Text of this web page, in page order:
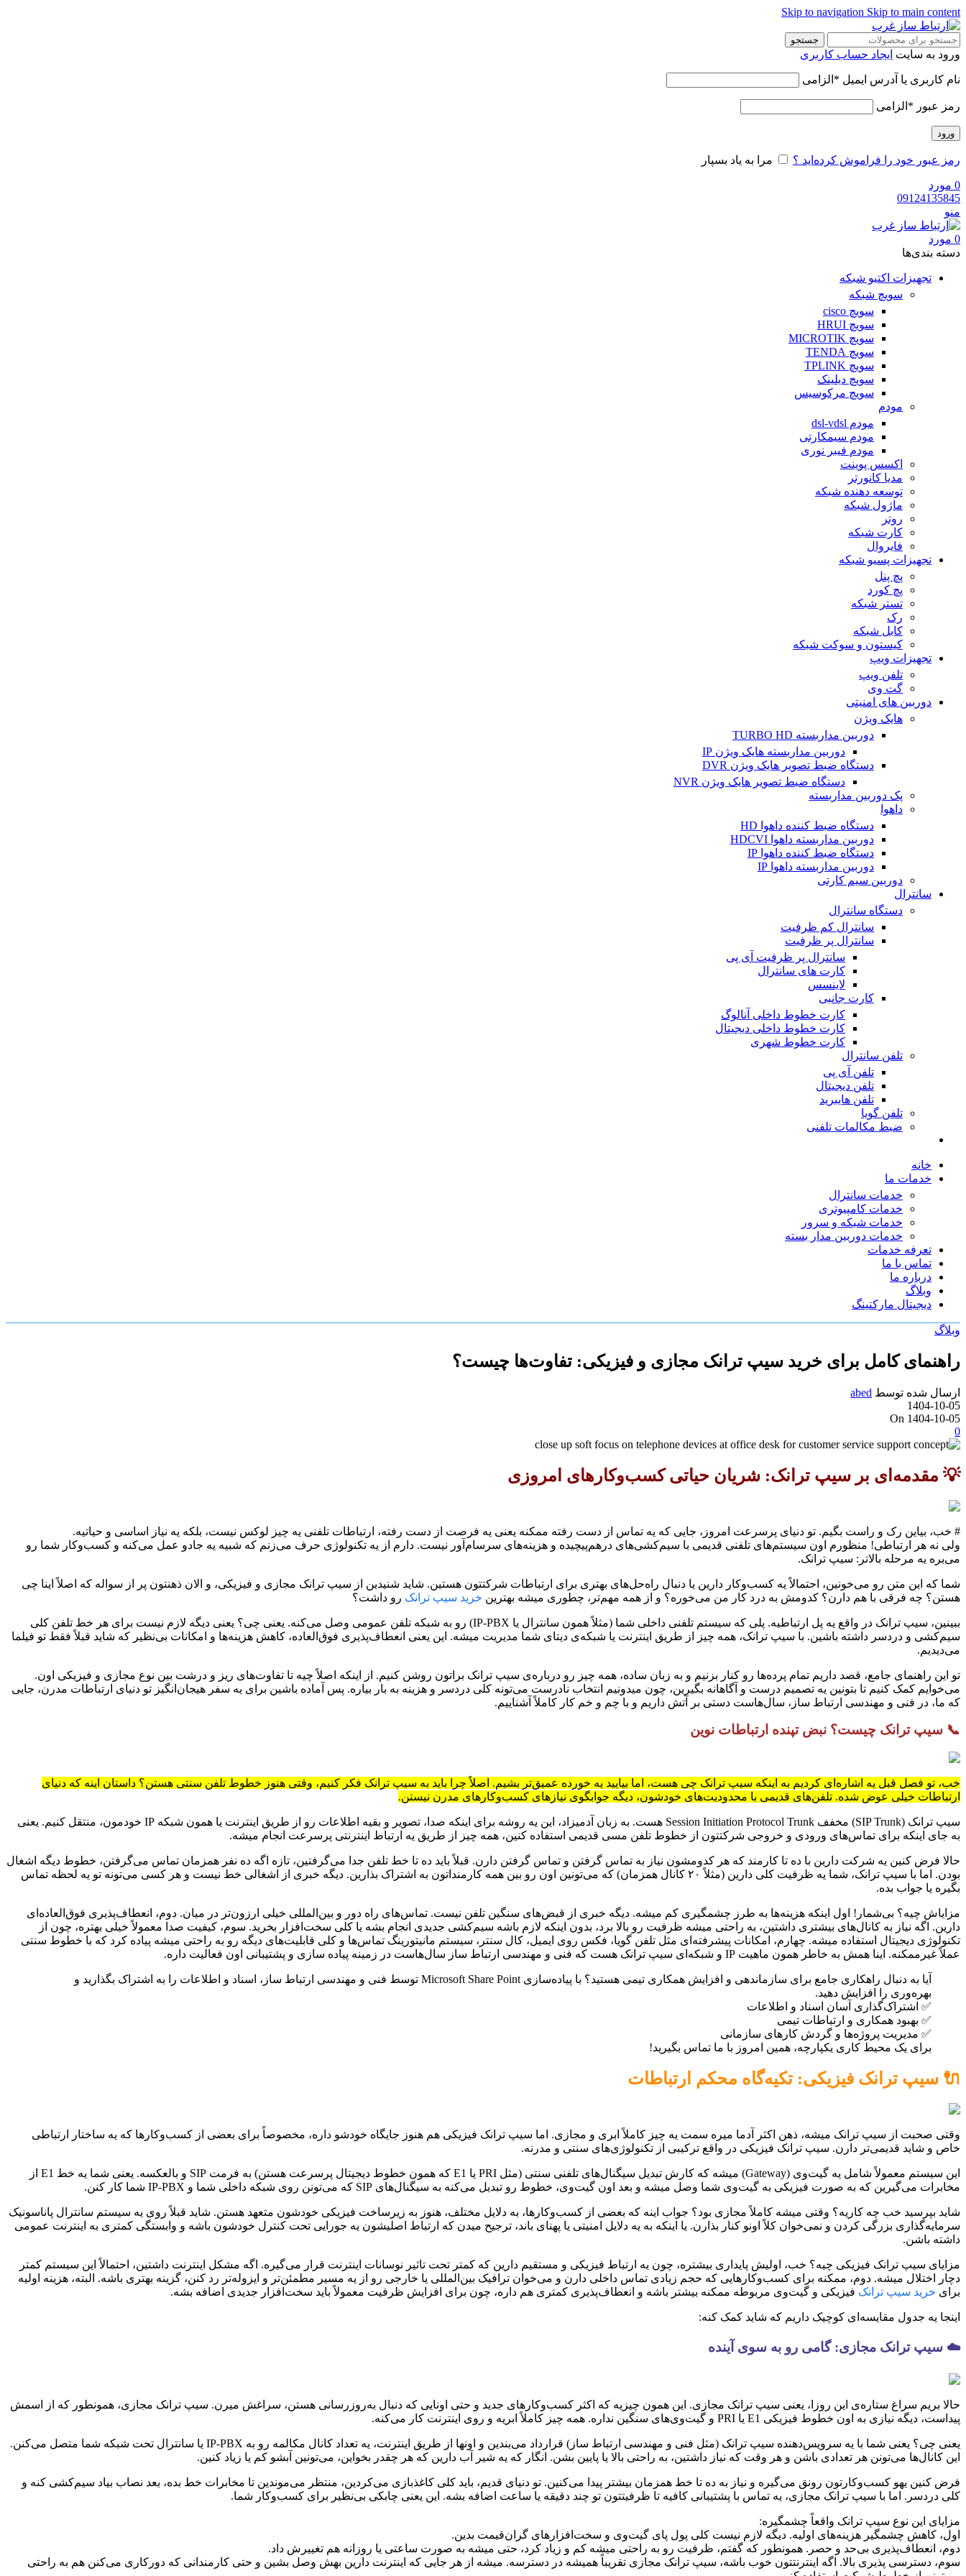
Skip to navigation Skip to main content
جستجو
ورود به سایت ایجاد حساب کاربری
نام کاربری یا آدرس ایمیل * الزامی
رمز عبور * الزامی
ورود
رمز عبور خود را فراموش کرده‌اید ؟ مرا به یاد بسپار
0 مورد
09124135845
منو
0 مورد
دسته‌ بندی‌ها
تجهیزات اکتیو شبکه
سویچ شبکه
سویچ cisco
سویچ HRUI
سویچ MICROTIK
سویچ TENDA
سویچ TPLINK
سویچ دیلینک
سویچ مرکوسیس
مودم
مودم dsl-vdsl
مودم سیمکارتی
مودم فیبر نوری
اکسس پوینت
مدیا کانورتر
توسعه دهنده شبکه
ماژول شبکه
روتر
کارت شبکه
فایروال
تجهیزات پسیو شبکه
پچ پنل
پچ کورد
تستر شبکه
رک
کابل شبکه
کیستون و سوکت شبکه
تجهیزات ویپ
تلفن ویپ
گت وی
دوربین های امنیتی
هایک ویژن
دوربین مداربسته TURBO HD
دوربین مداربسته هایک ویژن IP
دستگاه ضبط تصویر هایک ویژن DVR
دستگاه ضبط تصویر هایک ویژن NVR
پک دوربین مداربسته
داهوا
دستگاه ضبط کننده داهوا HD
دوربین مداربسته داهوا HDCVI
دستگاه ضبط کننده داهوا IP
دوربین مداربسته داهوا IP
دوربین سیم کارتی
سانترال
دستگاه سانترال
سانترال کم ظرفیت
سانترال پر ظرفیت
سانترال پر ظرفیت آی پی
کارت های سانترال
لاینسس
کارت جانبی
کارت خطوط داخلی آنالوگ
کارت خطوط داخلی دیجیتال
کارت خطوط شهری
تلفن سانترال
تلفن آی پی
تلفن دیجیتال
تلفن هایبرید
تلفن گویا
ضبط مکالمات تلفنی
خانه
خدمات ما
خدمات سانترال
خدمات کامپیوتری
خدمات شبکه و سرور
خدمات دوربین مدار بسته
تعرفه خدمات
تماس با ما
درباره ما
وبلاگ
دیجیتال مارکتینگ
وبلاگ
راهنمای کامل برای خرید سیپ ترانک مجازی و فیزیکی: تفاوت‌ها چیست؟
ارسال شده توسط abed
1404-10-05
On 1404-10-05
0
💡 مقدمه‌ای بر سیپ ترانک: شریان حیاتی کسب‌وکارهای امروزی
# خب، بیاین رک و راست بگیم. تو دنیای پرسرعت امروز، جایی که یه تماس از دست رفته ممکنه یعنی یه فرصت از دست رفته، ارتباطات تلفنی یه چیز لوکس نیست، بلکه یه نیاز اساسی و حیاتیه.
ولی نه هر ارتباطی! منظورم اون سیستم‌های تلفنی قدیمی با سیم‌کشی‌های درهم‌پیچیده و هزینه‌های سرسام‌آور نیست. دارم از یه تکنولوژی حرف می‌زنم که شبیه یه جادو عمل می‌کنه و کسب‌وکار شما رو
می‌بره یه مرحله بالاتر: سیپ ترانک.
شما که این متن رو می‌خونین، احتمالاً یه کسب‌وکار دارین یا دنبال راه‌حل‌های بهتری برای ارتباطات شرکتتون هستین. شاید شنیدین از سیپ ترانک مجازی و فیزیکی، و الان ذهنتون پر از سواله که اصلاً اینا چی
هستن؟ چه فرقی با هم دارن؟ کدومش به درد کار من می‌خوره؟ و از همه مهم‌تر، چطوری میشه بهترین خرید سیپ ترانک رو داشت؟
ببینین، سیپ ترانک در واقع یه پل ارتباطیه. پلی که سیستم تلفنی داخلی شما (مثلاً همون سانترال یا IP-PBX) رو به شبکه تلفن عمومی وصل می‌کنه. یعنی چی؟ یعنی دیگه لازم نیست برای هر خط تلفن کلی
سیم‌کشی و دردسر داشته باشین. با سیپ ترانک، همه چیز از طریق اینترنت یا شبکه‌ی دیتای شما مدیریت میشه. این یعنی انعطاف‌پذیری فوق‌العاده، کاهش هزینه‌ها و امکانات بی‌نظیر که شاید قبلاً فقط تو فیلما
می‌دیدیم.
تو این راهنمای جامع، قصد داریم تمام پرده‌ها رو کنار بزنیم و به زبان ساده، همه چیز رو درباره‌ی سیپ ترانک براتون روشن کنیم. از اینکه اصلاً چیه تا تفاوت‌های ریز و درشت بین نوع مجازی و فیزیکی اون.
می‌خوایم کمک کنیم تا بتونین یه تصمیم درست و آگاهانه بگیرین، چون میدونیم انتخاب نادرست می‌تونه کلی دردسر و هزینه به بار بیاره. پس آماده باشین برای یه سفر هیجان‌انگیز تو دنیای ارتباطات مدرن، جایی
که ما، در فنی و مهندسی ارتباط ساز، سال‌هاست دستی بر آتش داریم و با چم و خم کار کاملاً آشناییم.
📞 سیپ ترانک چیست؟ نبض تپنده ارتباطات نوین
خب، تو فصل قبل یه اشاره‌ای کردیم به اینکه سیپ ترانک چی هست، اما بیایید یه خورده عمیق‌تر بشیم. اصلاً چرا باید به سیپ ترانک فکر کنیم، وقتی هنوز خطوط تلفن سنتی هستن؟ داستان اینه که دنیای
ارتباطات خیلی عوض شده. تلفن‌های قدیمی با محدودیت‌های خودشون، دیگه جوابگوی نیازهای کسب‌وکارهای مدرن نیستن.
سیپ ترانک (SIP Trunk) مخفف Session Initiation Protocol Trunk هست. به زبان آدمیزاد، این یه روشه برای اینکه صدا، تصویر و بقیه اطلاعات رو از طریق اینترنت یا همون شبکه IP خودمون، منتقل کنیم. یعنی
به جای اینکه برای تماس‌های ورودی و خروجی شرکتتون از خطوط تلفن مسی قدیمی استفاده کنین، همه چیز از طریق یه ارتباط اینترنتی پرسرعت انجام میشه.
حالا فرض کنین یه شرکت دارین با ده تا کارمند که هر کدومشون نیاز به تماس گرفتن و تماس گرفتن دارن. قبلاً باید ده تا خط تلفن جدا می‌گرفتین، تازه اگه ده نفر همزمان تماس می‌گرفتن، خطوط دیگه اشغال
بودن. اما با سیپ ترانک، شما یه ظرفیت کلی دارین (مثلاً ۲۰ کانال همزمان) که می‌تونین اون رو بین همه کارمنداتون به اشتراک بذارین. دیگه خبری از اشغالی خط نیست و هر کسی می‌تونه تو یه لحظه تماس
بگیره یا جواب بده.
مزایاش چیه؟ بی‌شمار! اول اینکه هزینه‌ها به طرز چشمگیری کم میشه. دیگه خبری از قبض‌های سنگین تلفن نیست. تماس‌های راه دور و بین‌المللی خیلی ارزون‌تر در میان. دوم، انعطاف‌پذیری فوق‌العاده‌ای
دارین. اگه نیاز به کانال‌های بیشتری داشتین، به راحتی میشه ظرفیت رو بالا برد، بدون اینکه لازم باشه سیم‌کشی جدیدی انجام بشه یا کلی سخت‌افزار بخرید. سوم، کیفیت صدا معمولاً خیلی بهتره، چون از
تکنولوژی دیجیتال استفاده میشه. چهارم، امکانات پیشرفته‌ای مثل تلفن گویا، فکس روی ایمیل، کال سنتر، سیستم مانیتورینگ تماس‌ها و کلی قابلیت‌های دیگه رو به راحتی میشه پیاده کرد که با خطوط سنتی
عملاً غیرممکنه. اینا همش به خاطر همون ماهیت IP و شبکه‌ای سیپ ترانک هست که فنی و مهندسی ارتباط ساز سال‌هاست در زمینه پیاده سازی و پشتیبانی اون فعالیت داره.
آیا به دنبال راهکاری جامع برای سازماندهی و افزایش همکاری تیمی هستید؟ با پیاده‌سازی Microsoft Share Point توسط فنی و مهندسی ارتباط ساز، اسناد و اطلاعات را به اشتراک بگذارید و
بهره‌وری را افزایش دهید.
✅ اشتراک‌گذاری آسان اسناد و اطلاعات
✅ بهبود همکاری و ارتباطات تیمی
✅ مدیریت پروژه‌ها و گردش کارهای سازمانی
برای یک محیط کاری یکپارچه، همین امروز با ما تماس بگیرید!
🔌 سیپ ترانک فیزیکی: تکیه‌گاه محکم ارتباطات
وقتی صحبت از سیپ ترانک میشه، ذهن اکثر آدما میره سمت یه چیز کاملاً ابری و مجازی. اما سیپ ترانک فیزیکی هم هنوز جایگاه خودشو داره، مخصوصاً برای بعضی از کسب‌وکارها که یه ساختار ارتباطی
خاص و شاید قدیمی‌تر دارن. سیپ ترانک فیزیکی در واقع ترکیبی از تکنولوژی‌های سنتی و مدرنه.
این سیستم معمولاً شامل یه گیت‌وی (Gateway) میشه که کارش تبدیل سیگنال‌های تلفنی سنتی (مثل PRI یا E1 که همون خطوط دیجیتال پرسرعت هستن) به فرمت SIP و بالعکسه. یعنی شما یه خط E1 از
مخابرات می‌گیرین که به صورت فیزیکی به گیت‌وی شما وصل میشه و بعد اون گیت‌وی، خطوط رو تبدیل می‌کنه به سیگنال‌های SIP که می‌تونن روی شبکه داخلی شما و IP-PBX شما کار کنن.
شاید بپرسید خب چه کاریه؟ وقتی میشه کاملاً مجازی بود؟ جواب اینه که بعضی از کسب‌وکارها، به دلایل مختلف، هنوز به زیرساخت فیزیکی خودشون متعهد هستن. شاید قبلاً روی یه سیستم سانترال پاناسونیک
سرمایه‌گذاری بزرگی کردن و نمی‌خوان کلاً اونو کنار بذارن. یا اینکه به یه دلایل امنیتی یا پهنای باند، ترجیح میدن که ارتباط اصلیشون یه جورایی تحت کنترل خودشون باشه و وابستگی کمتری به اینترنت عمومی
داشته باشن.
مزایای سیپ ترانک فیزیکی چیه؟ خب، اولیش پایداری بیشتره، چون یه ارتباط فیزیکی و مستقیم دارین که کمتر تحت تاثیر نوسانات اینترنت قرار می‌گیره. اگه مشکل اینترنت داشتین، احتمالاً این سیستم کمتر
دچار اختلال میشه. دوم، ممکنه برای کسب‌وکارهایی که حجم زیادی تماس داخلی دارن و می‌خوان ترافیک بین‌المللی یا خارجی رو از یه مسیر مطمئن‌تر و ایزوله‌تر رد کنن، گزینه بهتری باشه. البته، هزینه اولیه
برای خرید سیپ ترانک فیزیکی و گیت‌وی مربوطه ممکنه بیشتر باشه و انعطاف‌پذیری کمتری هم داره، چون برای افزایش ظرفیت معمولاً باید سخت‌افزار جدیدی اضافه بشه.
اینجا یه جدول مقایسه‌ای کوچیک داریم که شاید کمک کنه:
☁️ سیپ ترانک مجازی: گامی رو به سوی آینده
حالا بریم سراغ ستاره‌ی این روزا، یعنی سیپ ترانک مجازی. این همون چیزیه که اکثر کسب‌وکارهای جدید و حتی اونایی که دنبال به‌روزرسانی هستن، سراغش میرن. سیپ ترانک مجازی، همونطور که از اسمش
پیداست، دیگه نیازی به اون خطوط فیزیکی E1 یا PRI و گیت‌وی‌های سنگین نداره. همه چیز کاملاً ابریه و روی اینترنت کار می‌کنه.
یعنی چی؟ یعنی شما با یه سرویس‌دهنده سیپ ترانک (مثل فنی و مهندسی ارتباط ساز) قرارداد می‌بندین و اونها از طریق اینترنت، یه تعداد کانال مکالمه رو به IP-PBX یا سانترال تحت شبکه شما متصل می‌کنن.
این کانال‌ها می‌تونن هر تعدادی باشن و هر وقت که نیاز داشتین، به راحتی بالا یا پایین بشن. انگار که یه شیر آب دارین که هر چقدر بخواین، می‌تونین آبشو کم یا زیاد کنین.
فرض کنین یهو کسب‌وکارتون رونق می‌گیره و نیاز به ده تا خط همزمان بیشتر پیدا می‌کنین. تو دنیای قدیم، باید کلی کاغذبازی می‌کردین، منتظر می‌موندین تا مخابرات خط بده، بعد نصاب بیاد سیم‌کشی کنه و
کلی دردسر. اما با سیپ ترانک مجازی، یه تماس با پشتیبانی کافیه تا ظرفیتتون تو چند دقیقه یا ساعت اضافه بشه. این یعنی چابکی بی‌نظیر برای کسب‌وکار شما.
مزایای این نوع سیپ ترانک واقعاً چشمگیره:
اول، کاهش چشمگیر هزینه‌های اولیه. دیگه لازم نیست کلی پول پای گیت‌وی و سخت‌افزارهای گران‌قیمت بدین.
دوم، انعطاف‌پذیری بی‌حد و حصر. همونطور که گفتم، ظرفیت رو به راحتی میشه کم و زیاد کرد، حتی میشه به صورت ساعتی یا روزانه هم تغییرش داد.
سوم، دسترسی پذیری بالا. اگه اینترنتتون خوب باشه، سیپ ترانک مجازی تقریباً همیشه در دسترسه. میشه از هر جایی که اینترنت دارین بهش وصل بشین و حتی کارمندانی که دورکاری می‌کنن هم به راحتی